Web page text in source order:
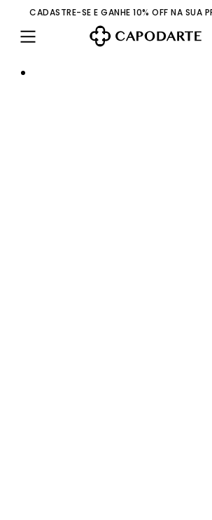
CADASTRE-SE E GANHE 10% OFF NA SUA